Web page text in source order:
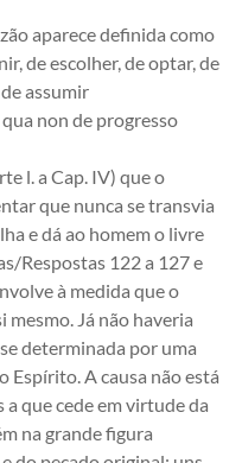
aparece definida como
de escolher, de optar, de
assumir
non de progresso
l. a Cap. IV) que o
que nunca se transvia
e dá ao homem o livre
Respostas 122 a 127 e
à medida que o
mesmo. Já não haveria
determinada por uma
Espírito. A causa não está
a que cede em virtude da
na grande figura